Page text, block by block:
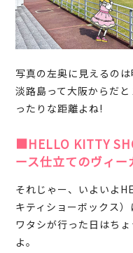
写真の左奥に見えるの
淡路島って大阪からだ
ったりな距離よね!
■HELLO KITTY
ース仕立てのヴィー
それじゃー、いよいよ
キティショーボックス）
ワタシが行った日はち
よ。